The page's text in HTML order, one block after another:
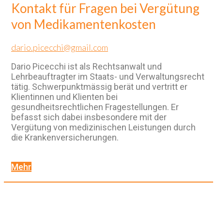
Kontakt für Fragen bei Vergütung
von Medikamentenkosten
dario.picecchi@gmail.com
Dario Picecchi ist als Rechtsanwalt und
Lehrbeauftragter im Staats- und Verwaltungsrecht
tätig. Schwerpunktmässig berät und vertritt er
Klientinnen und Klienten bei
gesundheitsrechtlichen Fragestellungen. Er
befasst sich dabei insbesondere mit der
Vergütung von medizinischen Leistungen durch
die Krankenversicherungen.
Mehr